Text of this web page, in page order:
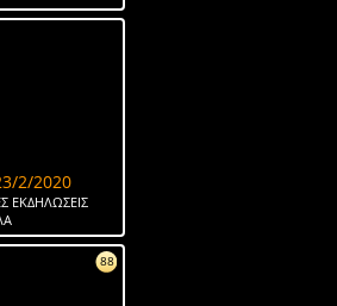
2/2020
ΕΚΔΗΛΩΣΕΙΣ
88